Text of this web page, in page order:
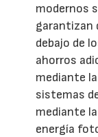
modernos
garantizan
debajo de
ahorros
mediante
sistemas
mediante
energía